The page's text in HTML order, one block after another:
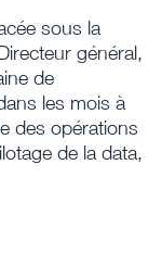
sous la
général,
de
les mois à
des opérations
de la data,